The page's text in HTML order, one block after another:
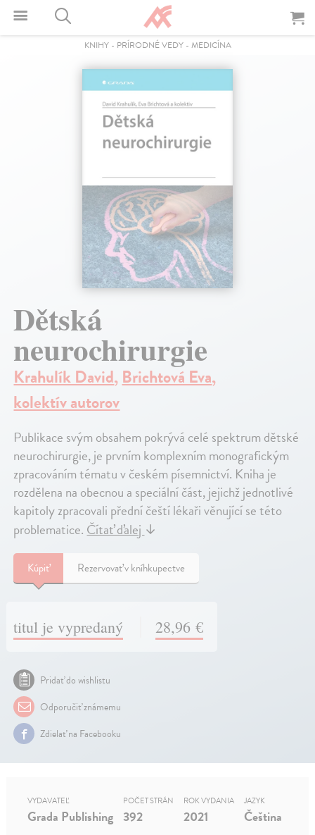
KNIHY- PRÍRODNÉ VEDY- MEDICÍNA
Dětská
neurochirurgie
Krahulík David,Brichtová Eva,
kolektív autorov
Publikace svým obsahem pokrývá celé spektrum dětské
neurochirurgie, je prvním komplexním monografickým
zpracováním tématu v českém písemnictví. Kniha je
rozdělena na obecnou a speciální část, jejichž jednotlivé
kapitoly zpracovali přední čeští lékaři věnující se této
problematice. Čítať ďalej ↓
Kúpiť Rezervovať v kníhkupectve
titul je vypredaný 28,96 €
Pridať do wishlistu
Odporučiť známemu
Zdielať na Facebooku
VYDAVATEĽ
Grada Publishing
POČET STRÁN
392
ROK VYDANIA
2021
JAZYK
Čeština